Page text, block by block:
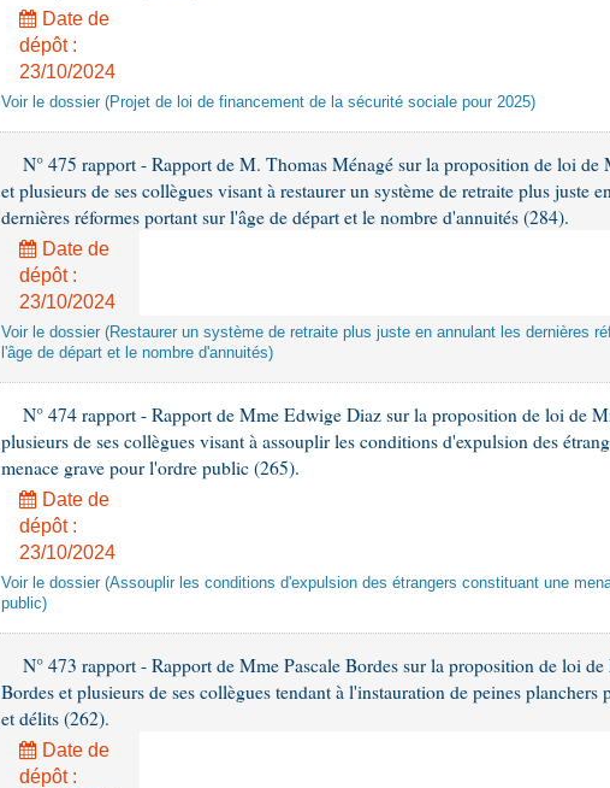
Date de
dépôt :
23/10/2024
Voir le dossier (Projet de loi de financement de la sécurité sociale pour 2025)
N° 475 rapport - Rapport de M. Thomas Ménagé sur la proposition de loi de
et plusieurs de ses collègues visant à restaurer un système de retraite plus juste
dernières réformes portant sur l'âge de départ et le nombre d'annuités (284).
Date de
dépôt :
23/10/2024
Voir le dossier (Restaurer un système de retraite plus juste en annulant les dernières
l'âge de départ et le nombre d'annuités)
N° 474 rapport - Rapport de Mme Edwige Diaz sur la proposition de loi de
plusieurs de ses collègues visant à assouplir les conditions d'expulsion des
menace grave pour l'ordre public (265).
Date de
dépôt :
23/10/2024
Voir le dossier (Assouplir les conditions d'expulsion des étrangers constituant une
public)
N° 473 rapport - Rapport de Mme Pascale Bordes sur la proposition de loi de
Bordes et plusieurs de ses collègues tendant à l'instauration de peines planchers
et délits (262).
Date de
dépôt :